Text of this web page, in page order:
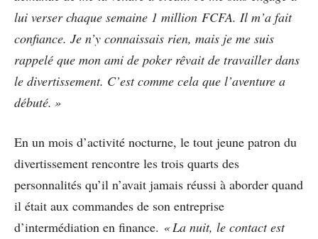
lui verser chaque semaine 1 million FCFA. Il m’a fait
confiance. Je n’y connaissais rien, mais je me suis
rappelé que mon ami de poker rêvait de travailler dans
le divertissement. C’est comme cela que l’aventure a
débuté. »
En un mois d’activité nocturne, le tout jeune patron du
divertissement rencontre les trois quarts des
personnalités qu’il n’avait jamais réussi à aborder quand
il était aux commandes de son entreprise
d’intermédiation en finance. « La nuit, le contact est